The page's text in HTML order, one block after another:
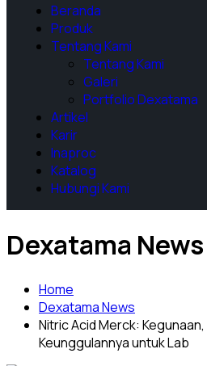
Beranda
Produk
Tentang Kami
Tentang Kami
Galeri
Portfolio Dexatama
Artikel
Karir
Inaproc
Katalog
Hubungi Kami
Dexatama News
Home
Dexatama News
Nitric Acid Merck:
Keunggulannya untuk Lab